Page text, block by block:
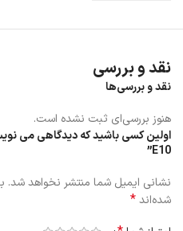
نقد و بررسی
نقد و بررسی‌ها
هنوز بررسی‌ای ثبت نشده است.
اولین کسی باشید که دیدگاهی می
E10”
نشانی ایمیل شما منتشر نخواهد شد.
شده‌اند*